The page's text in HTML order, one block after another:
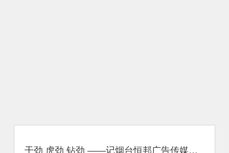
干劲 虎劲 钻劲 ——记烟台恒邦广告传媒有限公司经理刘燕